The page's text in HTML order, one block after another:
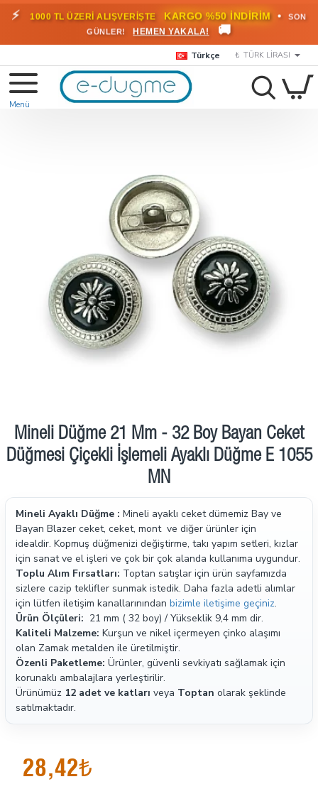
⚡ 1000 TL ÜZERİ ALIŞVERİŞTE KARGO %50 İNDİRİM •
SON
GÜNLER!
HEMEN YAKALA! 🚚
Türkçe ₺ TÜRK LIRASI
Mineli Düğme 21 Mm - 32 Boy Bayan Ceket
Düğmesi Çiçekli İşlemeli Ayaklı Düğme E 1055
MN
Mineli Ayaklı Düğme : Mineli ayaklı ceket dümemiz Bay ve
Bayan Blazer ceket, ceket, mont ve diğer ürünler için
idealdir. Kopmuş düğmenizi değiştirme, takı yapım setleri, kızlar
için sanat ve el işleri ve çok bir çok alanda kullanıma uygundur.
Toplu Alım Fırsatları: Toptan satışlar için ürün sayfamızda
sizlere cazip teklifler sunmak istedik. Daha fazla adetli alımlar
için lütfen iletişim kanallarınından bizimle iletişime geçiniz.
Ürün Ölçüleri: 21 mm ( 32 boy) / Yükseklik 9,4 mm dir.
Kaliteli Malzeme: Kurşun ve nikel içermeyen çinko alaşımı
olan Zamak metalden ile üretilmiştir.
Özenli Paketleme: Ürünler, güvenli sevkiyatı sağlamak için
korunaklı ambalajlara yerleştirilir.
Ürünümüz 12 adet ve katları veya Toptan olarak şeklinde
satılmaktadır.
28,42₺